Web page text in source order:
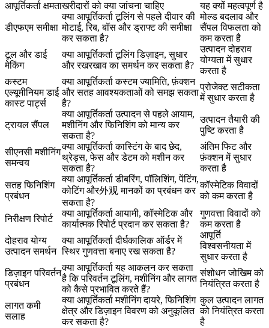
आपूर्तिकर्ता क्षमताखरीदारों को क्या जांचना चाहिए यह क्यों महत्वपूर्ण है
डीएफएम समीक्षा
क्या आपूर्तिकर्ता टूलिंग से पहले दीवार की
मोटाई, रिब, बॉस और ड्राफ्ट की समीक्षा
कर सकता है?
मोल्ड बदलाव और
सैंपल विफलता को
कम करता है
टूल और डाई
मेकिंग
क्या आपूर्तिकर्ता टूलिंग डिज़ाइन, सुधार
और रखरखाव का समर्थन कर सकता है?
उत्पादन दोहराव
योग्यता में सुधार
करता है
कस्टम
एल्यूमीनियम डाई
कास्ट पार्ट्स
क्या आपूर्तिकर्ता कस्टम ज्यामिति, फ़ंक्शन
और सतह आवश्यकताओं को समझ सकता
है?
प्रोजेक्ट सटीकता
में सुधार करता है
ट्रायल सैंपल
क्या आपूर्तिकर्ता उत्पादन से पहले आयाम,
मशीनिंग और फिनिशिंग को मान्य कर
सकता है?
उत्पादन तैयारी की
पुष्टि करता है
सीएनसी मशीनिंग
समन्वय
क्या आपूर्तिकर्ता कास्टिंग के बाद छेद,
थ्रेड्स, फेस और डेटम को मशीन कर
सकता है?
अंतिम फिट और
फ़ंक्शन में सुधार
करता है
सतह फिनिशिंग
प्रबंधन
क्या आपूर्तिकर्ता डीबरिंग, पॉलिशिंग, पेंटिंग,
कोटिंग और外观 मानकों का प्रबंधन कर
सकता है?
कॉस्मेटिक विवादों
को कम करता है
निरीक्षण रिपोर्ट
क्या आपूर्तिकर्ता आयामी, कॉस्मेटिक और
कार्यात्मक रिपोर्ट प्रदान कर सकता है?
गुणवत्ता विवादों को
कम करता है
दोहराव योग्य
उत्पादन समर्थन
क्या आपूर्तिकर्ता दीर्घकालिक ऑर्डर में
स्थिर गुणवत्ता बनाए रख सकता है?
आपूर्ति
विश्वसनीयता में
सुधार करता है
डिज़ाइन परिवर्तन
प्रबंधन
क्या आपूर्तिकर्ता यह आकलन कर सकता
है कि परिवर्तन टूलिंग, मशीनिंग और लागत
को कैसे प्रभावित करते हैं?
संशोधन जोखिम को
नियंत्रित करता है
लागत कमी
सलाह
क्या आपूर्तिकर्ता मशीनिंग दायरे, फिनिशिंग
क्षेत्र और डिज़ाइन विवरण को अनुकूलित
कर सकता है?
कुल उत्पादन लागत
को नियंत्रित करता
है